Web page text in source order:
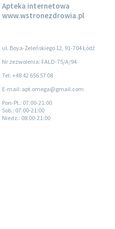
Apteka internetowa
www.wstronezdrowia.pl
ul. Boya-Żeleńskiego 12, 91-704 Łódź
Nr zezwolenia: FALD-75/A/94
Tel: +48 42 656 57 08
E-mail: apt.omega@gmail.com
Pon-Pt.: 07:00-21:00
Sob.: 07:00-21:00
Niedz.: 08:00-21:00